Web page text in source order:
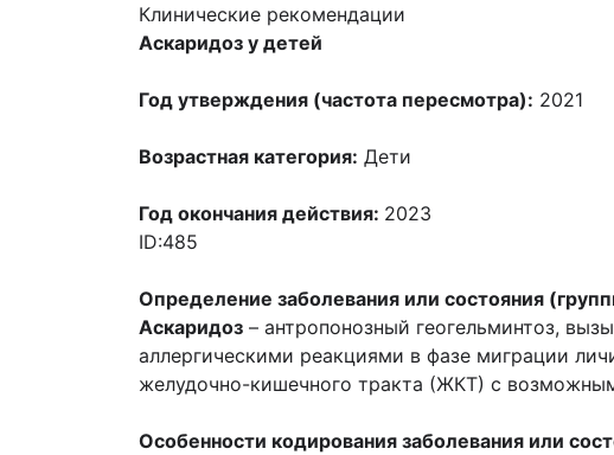
Клинические рекомендации
Аскаридоз у детей
Год утверждения (частота пересмотра): 2021
Возрастная категория: Дети
Год окончания действия: 2023
ID:485
Определение заболевания или состояния
Аскаридоз – антропонозный геогельминтоз,
аллергическими реакциями в фазе миграции
желудочно-кишечного тракта (ЖКТ) с
Особенности кодирования заболевания или